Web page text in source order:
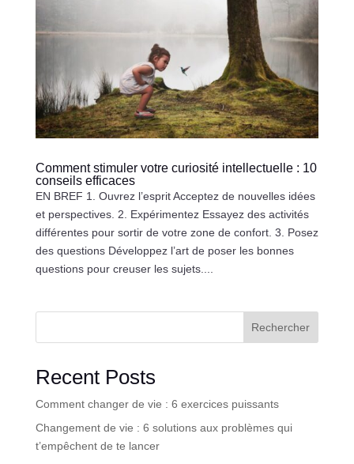
Comment stimuler votre curiosité intellectuelle : 10
conseils efficaces
EN BREF 1. Ouvrez l’esprit Acceptez de nouvelles idées
et perspectives. 2. Expérimentez Essayez des activités
différentes pour sortir de votre zone de confort. 3. Posez
des questions Développez l’art de poser les bonnes
questions pour creuser les sujets....
Rechercher
Recent Posts
Comment changer de vie : 6 exercices puissants
Changement de vie : 6 solutions aux problèmes qui
t’empêchent de te lancer